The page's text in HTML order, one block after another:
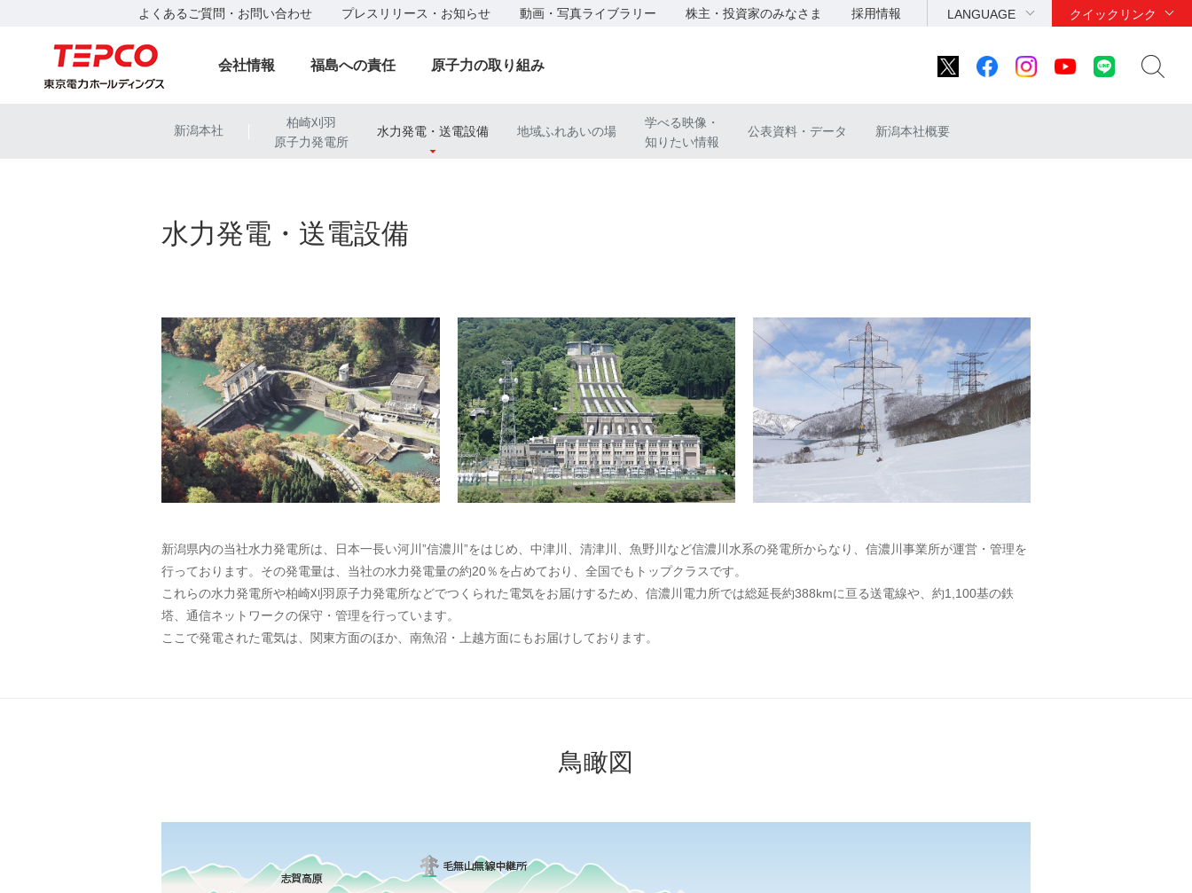
よくあるご質問・お問い合わせ プレスリリース・お知らせ 動画・写真ライブラリー 株主・投資家のみなさま 採用情報 LANGUAGE クイックリンク
会社情報 福島への責任 原子力の取り組み
新潟本社
柏崎刈羽
原子力発電所
水力発電・送電設備 地域ふれあいの場
学べる映像・
知りたい情報
公表資料・データ 新潟本社概要
水力発電・送電設備
新潟県内の当社水力発電所は、日本一長い河川”信濃川”をはじめ、中津川、清津川、魚野川など信濃川水系の発電所からなり、信濃川事業所が運営・管理を
行っております。その発電量は、当社の水力発電量の約20％を占めており、全国でもトップクラスです。
これらの水力発電所や柏崎刈羽原子力発電所などでつくられた電気をお届けするため、信濃川電力所では総延長約388kmに亘る送電線や、約1,100基の鉄
塔、通信ネットワークの保守・管理を行っています。
ここで発電された電気は、関東方面のほか、南魚沼・上越方面にもお届けしております。
鳥瞰図